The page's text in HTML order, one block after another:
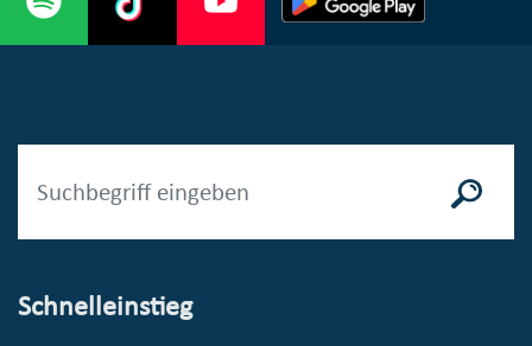
Schnelleinstieg